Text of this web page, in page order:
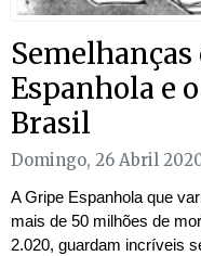
Espanhola e
Brasil
Domingo, 26 Abril
A Gripe Espanhola que
mais de 50 milhões de
2.020, guardam incríveis